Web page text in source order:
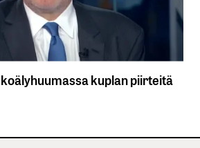
kuplan piirteitä